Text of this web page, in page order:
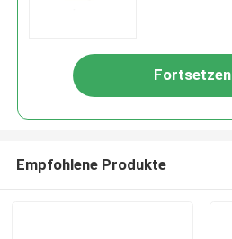
Fortsetzen
Empfohlene Produkte